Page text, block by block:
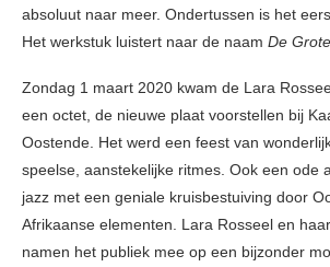
absoluut naar meer. Ondertussen is het
Het werkstuk luistert naar de naam De
Zondag 1 maart 2020 kwam de Lara
een octet, de nieuwe plaat voorstellen bij
Oostende. Het werd een feest van
speelse, aanstekelijke ritmes. Ook een ode
jazz met een geniale kruisbestuiving door
Afrikaanse elementen. Lara Rosseel en
namen het publiek mee op een bijzonder